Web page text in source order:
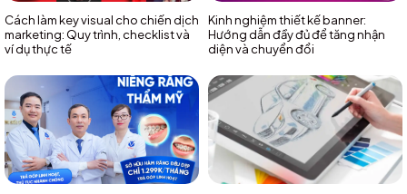
Cách làm key visual cho chiến dịch
marketing: Quy trình, checklist và
ví dụ thực tế
Kinh nghiệm thiết kế banner:
Hướng dẫn đầy đủ để tăng nhận
diện và chuyển đổi